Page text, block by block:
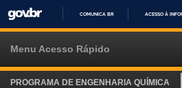
IR
COMUNICA BR ACESSO À
Menu Acesso Rápido
PROGRAMA DE ENGENHARIA QUÍMICA